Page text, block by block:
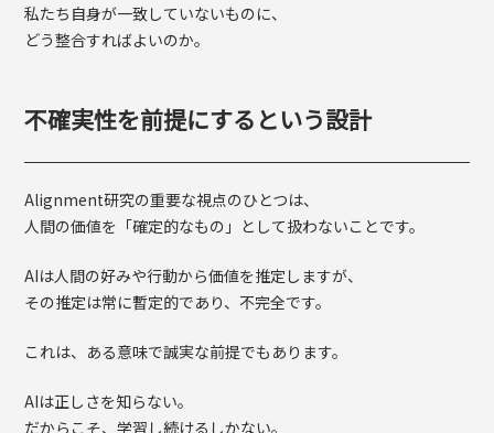
私たち自身が一致していないものに、
どう整合すればよいのか。
不確実性を前提にするという設計
Alignment研究の重要な視点のひとつは、
人間の価値を「確定的なもの」として扱わないことです。
AIは人間の好みや行動から価値を推定しますが、
その推定は常に暫定的であり、不完全です。
これは、ある意味で誠実な前提でもあります。
AIは正しさを知らない。
だからこそ、学習し続けるしかない。